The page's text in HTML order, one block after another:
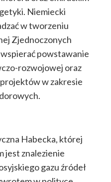
Niemiecki
w tworzeniu
Zjednoczonych
powstawanie
rozwojowej oraz
w zakresie
Habecka, której
jest znalezienie
gazu źródeł